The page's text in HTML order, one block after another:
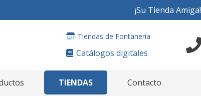
¡Su Tienda Amiga!
Tiendas de Fontanería
Catálogos digitales
TIENDAS Contacto